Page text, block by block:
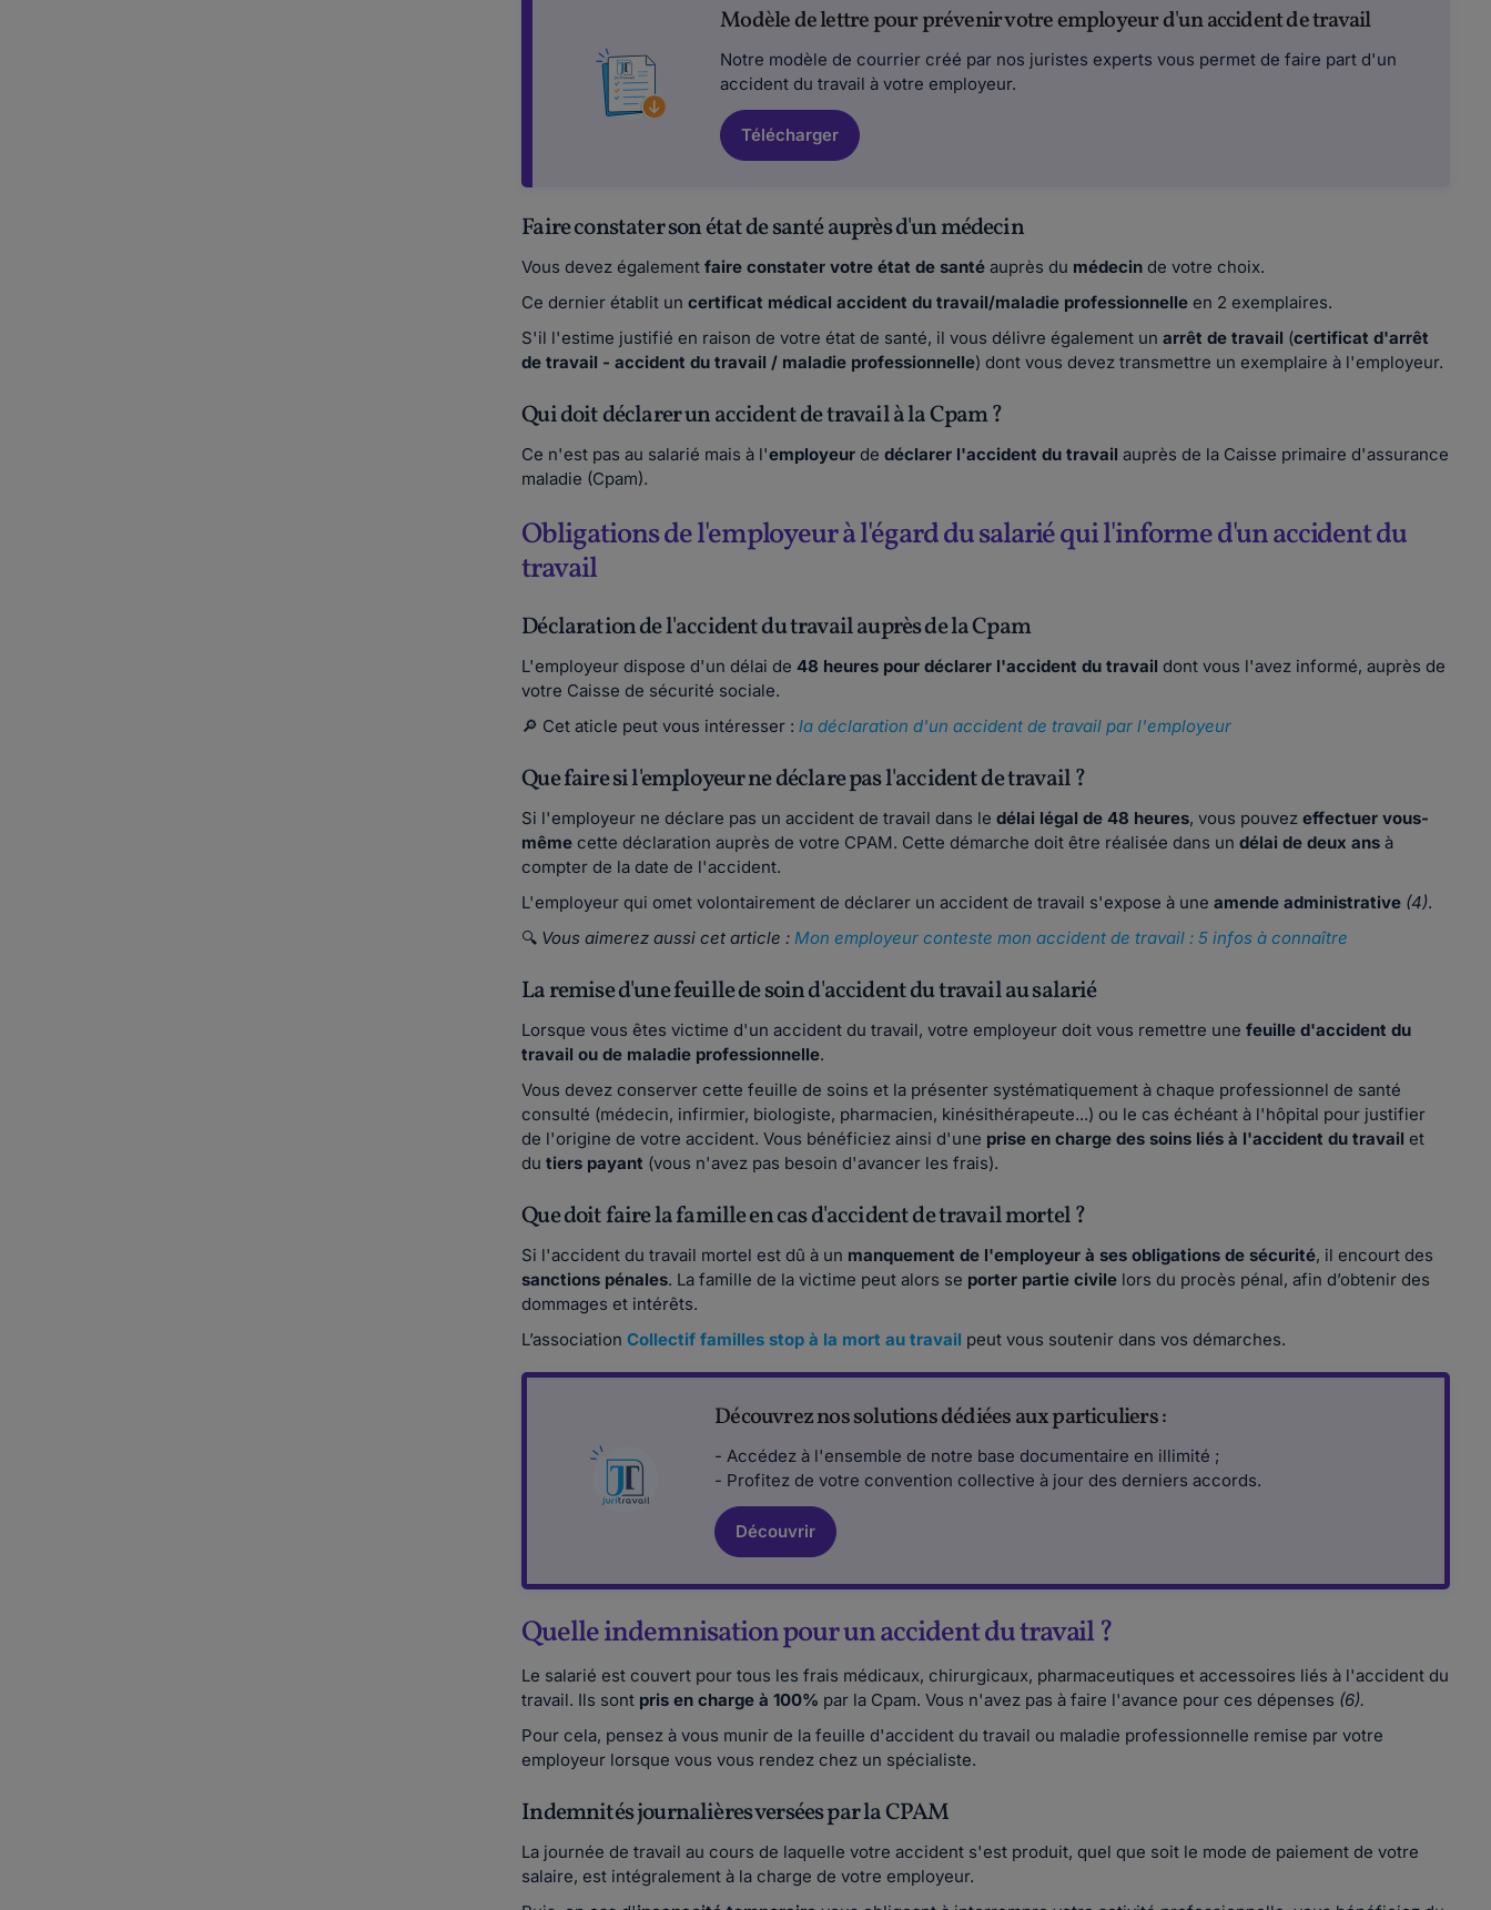
Modèle de lettre pour prévenir votre employeur d'un accident de travail
Notre modèle de courrier créé par nos juristes experts vous permet de faire part d'un
accident du travail à votre employeur.
Télécharger
Faire constater son état de santé auprès d'un médecin
Vous devez égalementfaire constater votre état de santéauprès du médecin de votre choix.
Ce dernier établit uncertificat médical accident du travail/maladie professionnelle en 2 exemplaires.
S'il l'estime justifié en raison de votre état de santé, il vous délivre également unarrêt de travail (certificat d'arrêt
de travail - accident du travail / maladie professionnelle) dont vous devez transmettre un exemplaire à l'employeur.
Qui doit déclarer un accident de travail à la Cpam ?
Ce n'est pas au salarié mais à l'employeur dedéclarer l'accident du travailauprès de la Caisse primaire d'assurance
maladie (Cpam).
Obligations de l'employeur à l'égard du salarié qui l'informe d'un accident du
travail
Déclaration de l'accident du travail auprès de la Cpam
L'employeur dispose d'un délai de48 heures pour déclarer l'accident du travail dont vous l'avez informé, auprès de
votre Caisse de sécurité sociale.
🔎 Cet aticle peut vous intéresser : la déclaration d'un accident de travail par l'employeur
Que faire si l'employeur ne déclare pas l'accident de travail ?
Si l'employeur ne déclare pas un accident de travail dans ledélai légal de 48 heures, vous pouvezeffectuer vous-
même cette déclaration auprès de votre CPAM. Cette démarche doit être réalisée dans undélai de deux ans à
compter de la date de l'accident.
L'employeur qui omet volontairement de déclarer un accident de travail s'expose à uneamende administrative (4).
🔍 Vous aimerez aussi cet article : Mon employeur conteste mon accident de travail : 5 infos à connaître
La remise d'une feuille de soin d'accident du travail au salarié
Lorsque vous êtes victime d'un accident du travail, votre employeur doit vous remettre unefeuille d'accident du
travail ou de maladie professionnelle.
Vous devez conserver cette feuille de soins et la présenter systématiquement à chaque professionnel de santé
consulté (médecin, infirmier, biologiste, pharmacien, kinésithérapeute...) ou le cas échéant à l'hôpital pour justifier
de l'origine de votre accident. Vous bénéficiez ainsi d'une prise en charge des soins liés à l'accident du travail et
dutiers payant (vous n'avez pas besoin d'avancer les frais).
Que doit faire la famille en cas d'accident de travail mortel ?
Si l'accident du travail mortel est dû à un manquement de l'employeur à ses obligations de sécurité, il encourt des
sanctions pénales. La famille de la victime peut alors se porter partie civile lors du procès pénal, afin d’obtenir des
dommages et intérêts.
L’associationCollectif familles stop à la mort au travail peut vous soutenir dans vos démarches.
Découvrez nos solutions dédiées aux particuliers :
- Accédez à l'ensemble de notre base documentaire en illimité ;
- Profitez de votre convention collective à jour des derniers accords.
Découvrir
Quelle indemnisation pour un accident du travail ?
Le salarié est couvert pour tous les frais médicaux, chirurgicaux, pharmaceutiques et accessoires liés à l'accident du
travail. Ils sont pris en charge à 100% par la Cpam. Vous n'avez pas à faire l'avance pour ces dépenses (6).
Pour cela, pensez à vous munir de la feuille d'accident du travail ou maladie professionnelle remise par votre
employeur lorsque vous vous rendez chez un spécialiste.
Indemnités journalières versées par la CPAM
La journée de travail au cours de laquelle votre accident s'est produit, quel que soit le mode de paiement de votre
salaire, est intégralement à la charge de votre employeur.